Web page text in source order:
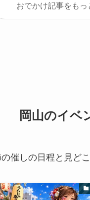
おでかけ記事をもっ
岡山のイベ
催しの日程と見ど